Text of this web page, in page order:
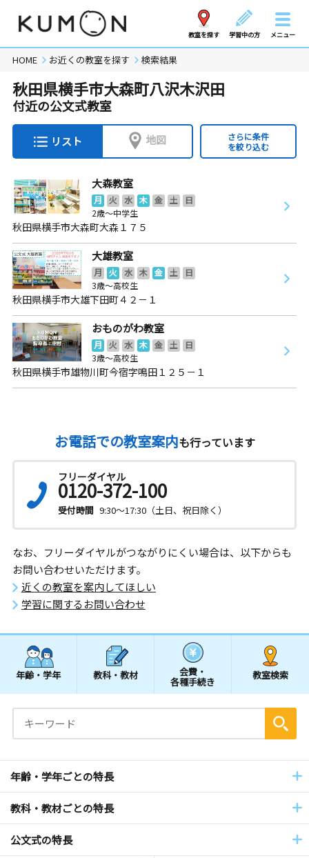
教室を探す 学習中の方 メニュー
HOME お近くの教室を探す 検索結果
秋田県横手市大森町八沢木沢田
付近の公文式教室
リスト 地図
さらに条件
を絞り込む
大森教室
月 火 水 木 金 土
日
2歳～中学生
秋田県横手市大森町大森１７５
大雄教室
月 火 水 木 金 土
日
3歳～高校生
秋田県横手市大雄下田町４２－１
おものがわ教室
月 火 水 木 金 土
日
3歳～高校生
秋田県横手市雄物川町今宿字鳴田１２５－１
お電話での教室案内も行っています
フリーダイヤル
0120-372-100
受付時間 9:30～17:30（土日、祝日除く）
なお、フリーダイヤルがつながりにくい場合は、以下からも
お問い合わせいただけます。
近くの教室を案内してほしい
学習に関するお問い合わせ
年齢・学年 教科・教材 会費・
各種手続き
教室検索
年齢・学年ごとの特長
教科・教材ごとの特長
公文式の特長